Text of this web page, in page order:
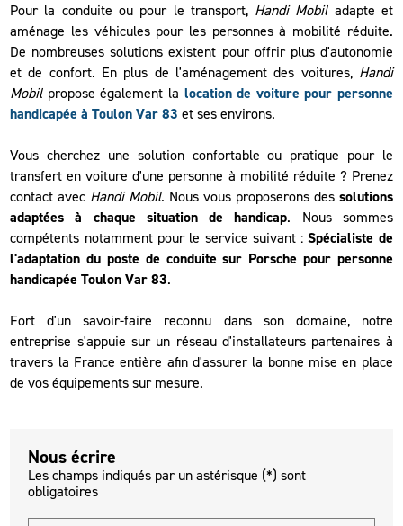
Pour la conduite ou pour le transport, Handi Mobiladapte et
aménage les véhicules pour les personnes à mobilité réduite.
De nombreuses solutions existent pour offrir plus d'autonomie
et de confort. En plus de l'aménagement des voitures, Handi
Mobilpropose également la location de voiture pour personne
handicapée à Toulon Var 83 et ses environs.
Vous cherchez une solution confortable ou pratique pour le
transfert en voiture d'une personne à mobilité réduite ? Prenez
contact avec Handi Mobil. Nous vous proposerons des solutions
adaptées à chaque situation de handicap. Nous sommes
compétents notamment pour le service suivant :Spécialiste de
l'adaptation du poste de conduite sur Porsche pour personne
handicapée Toulon Var 83.
Fort d'un savoir-faire reconnu dans son domaine, notre
entreprise s'appuie sur un réseau d'installateurs partenaires à
travers la France entière afin d'assurer la bonne mise en place
de vos équipements sur mesure.
Nous écrire
Les champs indiqués par un astérisque (*) sont
obligatoires